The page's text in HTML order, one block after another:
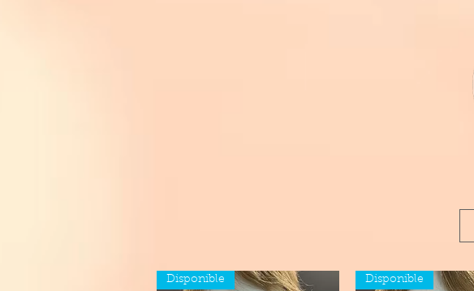
Disponible Disponible